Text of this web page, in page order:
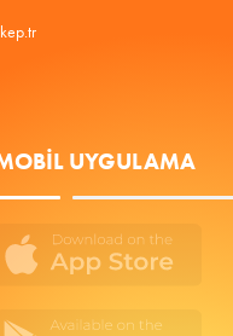
UYGULAMA